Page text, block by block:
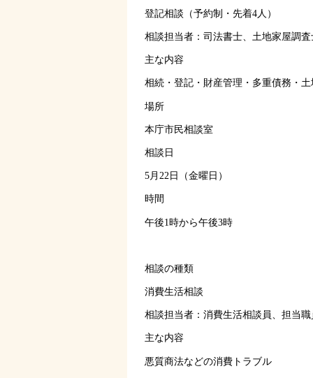
登記相談（予約制・先着4人）
相談担当者：司法書士、土地家屋調査
主な内容
相続・登記・財産管理・多重債務・
場所
本庁市民相談室
相談日
5月22日（金曜日）
時間
午後1時から午後3時
相談の種類
消費生活相談
相談担当者：消費生活相談員、担当職
主な内容
悪質商法などの消費トラブル